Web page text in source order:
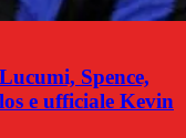
Spence,
e ufficiale Kevin